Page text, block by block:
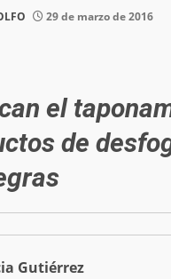
29 de marzo de 2016
el
de
Gutiérrez